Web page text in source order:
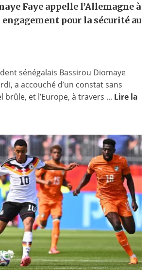
Faye appelle l’Allemagne à
pour la sécurité au
sénégalais Bassirou Diomaye
a accouché d’un constat sans
brûle, et l’Europe, à travers ... Lire la